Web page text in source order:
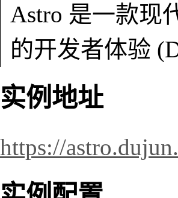
Astro 是一款现
的开发者体验
实例地址
https://